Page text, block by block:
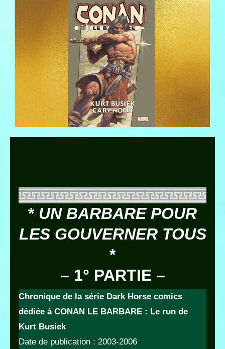
* UN BARBARE POUR
LES GOUVERNER TOUS
*
– 1° PARTIE –
Chronique de la série Dark Horse comics
dédiée à CONAN LE BARBARE : Le run de
Kurt Busiek
Date de publication : 2003-2006